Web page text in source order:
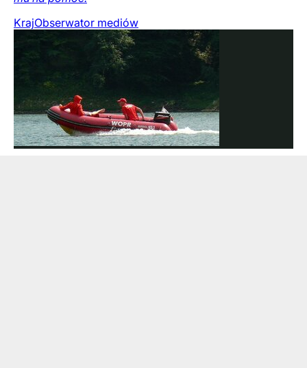
KrajObserwator mediów